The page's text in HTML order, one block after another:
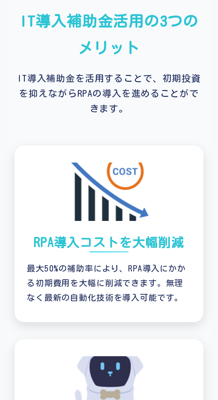
IT導入補助金活用の3つの
メリット
IT導入補助金を活用することで、初期投資
を抑えながらRPAの導入を進めることがで
きます。
RPA導入コストを大幅削減
最大50%の補助率により、RPA導入にかか
る初期費用を大幅に削減できます。無理
なく最新の自動化技術を導入可能です。